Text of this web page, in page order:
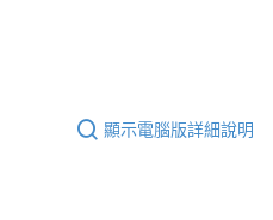
相關疑問，請聯繫「AFTEE先享後付
support/home
「AFTEE先享後付」服務完成之交
)免運費
顯示電腦版詳細說明